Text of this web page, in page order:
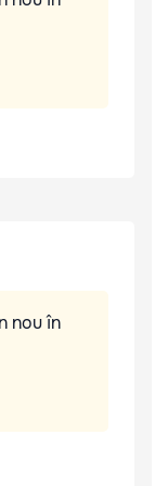
nou în